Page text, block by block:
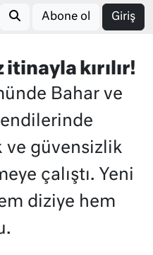
Abone ol Giriş
kırılır!
Bahar ve
ve güvensizlik
çalıştı. Yeni
diziye hem